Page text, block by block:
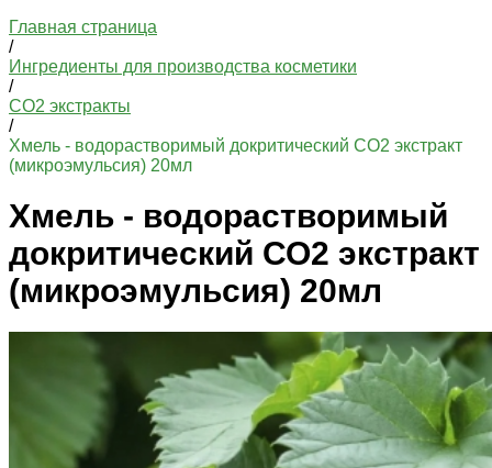
Главная страница
/
Ингредиенты для производства косметики
/
СО2 экстракты
/
Хмель - водорастворимый докритический СО2 экстракт
(микроэмульсия) 20мл
Хмель - водорастворимый
докритический СО2 экстракт
(микроэмульсия) 20мл